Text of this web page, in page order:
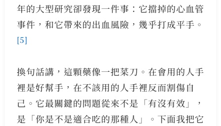
年的大型研究卻發現一件事：它擋掉的心血管
事件，和它帶來的出血風險，幾乎打成平手。
[5]
換句話講，這顆藥像一把菜刀。在會用的人手
裡是好幫手，在不該用的人手裡反而割傷自
己。它最關鍵的問題從來不是「有沒有效」，
是「你是不是適合吃的那種人」。下面我把它